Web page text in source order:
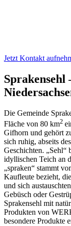
Jetzt Kontakt
Sprakensehl
Die Gemeinde
Fläche von 80 km2
Gifhorn und gehört
sich ruhig, abseits
Geschichten. „Sehl“
idyllischen Teich an
„spraken“ stammt
Kaufleute bezieht,
und sich
Gebüsch oder
Sprakensehl mit
Produkten von
besondere Produkte